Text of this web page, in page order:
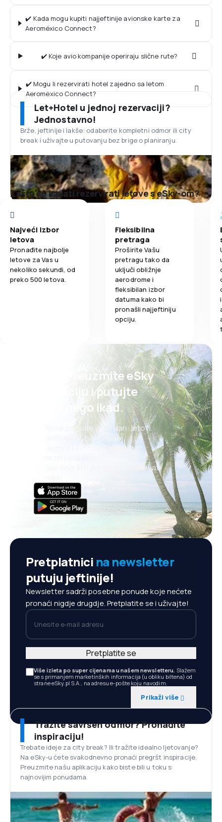
✔️ Kada mogu kupiti najjeftinije avionske karte za
Aeroméxico Connect?
✔️ Koje avio kompanije operiraju slične rute?
✔️ Mogu li rezervirati hotel zajedno sa letom
Aeroméxico Connect?
Let+Hotel u jednoj rezervaciji?
Jednostavno!
Brže, jeftinije i lakše: odaberite kompletni odmor ili city
break i uživajte u putovanju bez brige o planiranju.
Zašto se isplati rezervirati letove s eSky-om?
Najveći izbor
letova
Pronađite najbolje
letove za Vas u
nekoliko sekundi, od
preko 500 letova.
Fleksibilna
pretraga
Proširite Vašu
pretragu tako da
uključi obližnje
aerodrome i
fleksibilan izbor
datuma kako bi
pronašli najjeftiniju
opciju.
Psst! Preuzmite eSky
aplikaciju i putujte
lakše nego ikad.
Nove ponude svaki dan: letovi,
ljetovanja, putovanja
Jednostavno upravljanje
Sve ono što je važno, na dohvat
Pretplatnici na newsletter
putuju jeftinije!
Newsletter sadrži posebne ponude koje nećete
pronaći nigdje drugdje. Pretplatite se i uživajte!
Unesite e-mail adresu
Više izleta po super cijenama u našem newsletteru. Slažem
se s primanjem marketinških informacija (u obliku biltena) od
strane eSky.pl S.A., na adresu e-pošte koju navodim.
Prikaži više
Pretplatite se
Tražite savršen odmor? Pronađite
inspiraciju!
Trebate ideje za city break? Ili tražite idealno ljetovanje?
Na eSky-u ćete svakodnevno pronaći pregršt inspiracije.
Preuzmite našu aplikaciju kako biste bili u toku s
najnovijim ponudama.